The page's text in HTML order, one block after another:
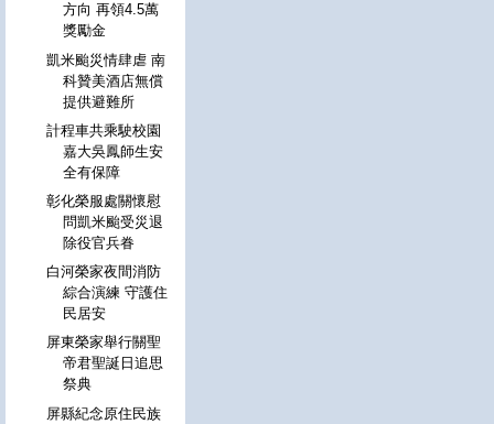
方向 再領4.5萬
獎勵金
凱米颱災情肆虐 南
科贊美酒店無償
提供避難所
計程車共乘駛校園
嘉大吳鳳師生安
全有保障
彰化榮服處關懷慰
問凱米颱受災退
除役官兵眷
白河榮家夜間消防
綜合演練 守護住
民居安
屏東榮家舉行關聖
帝君聖誕日追思
祭典
屏縣紀念原住民族